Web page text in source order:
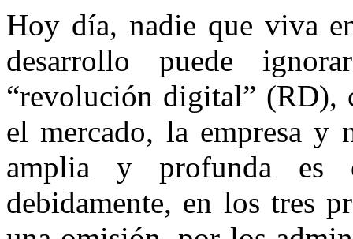
Hoy día, nadie que viva
desarrollo puede
“revolución digital” (RD),
el mercado, la empresa y
amplia y profunda es
debidamente, en los tres